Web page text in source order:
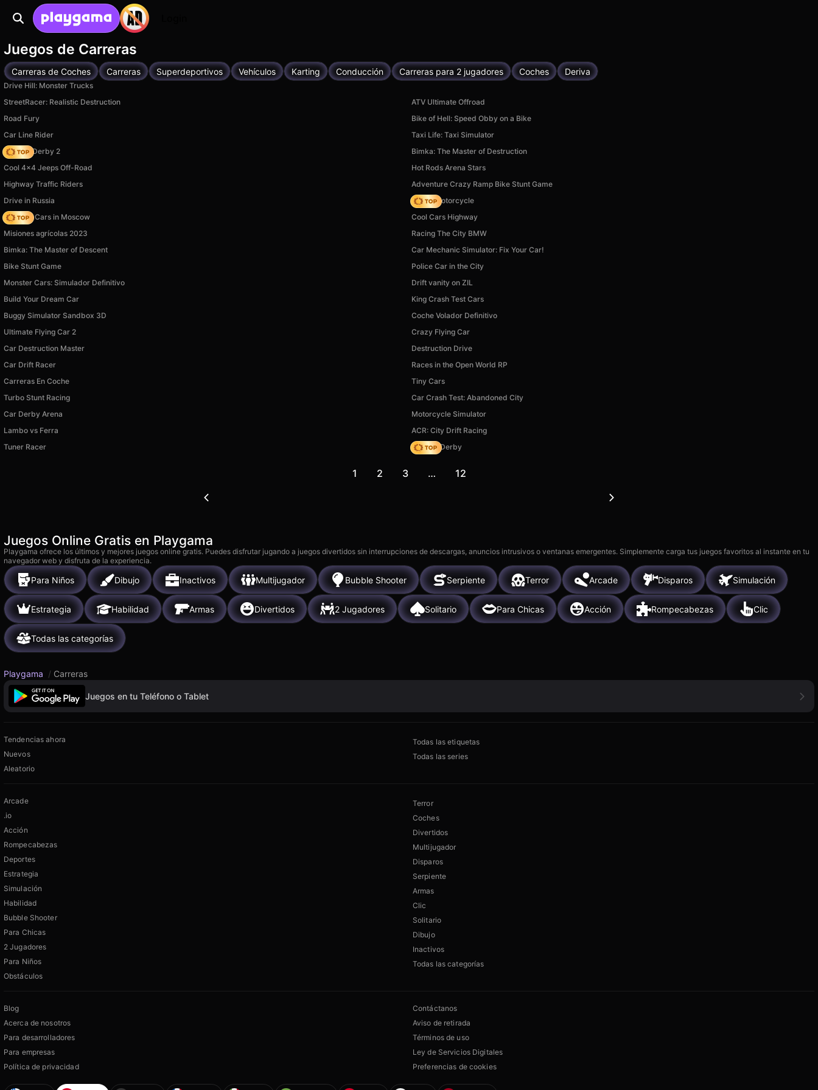
Juegos de Carreras
Carreras de Coches Carreras Superdeportivos Vehículos Karting Conducción Carreras para 2 jugadores Coches Deriva
Drive Hill: Monster Trucks
StreetRacer: Realistic Destruction
ATV Ultimate Offroad
Road Fury
Bike of Hell: Speed Obby on a Bike
Car Line Rider
Taxi Life: Taxi Simulator
Zombie Derby 2
Bimka: The Master of Destruction
Cool 4x4 Jeeps Off-Road
Hot Rods Arena Stars
Highway Traffic Riders
Adventure Crazy Ramp Bike Stunt Game
Drive in Russia
Crazy Motorcycle
Race On Cars in Moscow
Cool Cars Highway
Misiones agrícolas 2023
Racing The City BMW
Bimka: The Master of Descent
Car Mechanic Simulator: Fix Your Car!
Bike Stunt Game
Police Car in the City
Monster Cars: Simulador Definitivo
Drift vanity on ZIL
Build Your Dream Car
King Crash Test Cars
Buggy Simulator Sandbox 3D
Coche Volador Definitivo
Ultimate Flying Car 2
Crazy Flying Car
Car Destruction Master
Destruction Drive
Car Drift Racer
Races in the Open World RP
Carreras En Coche
Tiny Cars
Turbo Stunt Racing
Car Crash Test: Abandoned City
Car Derby Arena
Motorcycle Simulator
Lambo vs Ferra
ACR: City Drift Racing
Tuner Racer
Zombie Derby
1 2 3 … 12
Juegos Online Gratis en Playgama
Playgama ofrece los últimos y mejores juegos online gratis. Puedes disfrutar jugando a juegos divertidos sin interrupciones de descargas, anuncios intrusivos o ventanas emergentes. Simplemente carga tus juegos favoritos al instante en tu
navegador web y disfruta de la experiencia.
Para Niños Dibujo Inactivos Multijugador Bubble Shooter Serpiente Terror Arcade Disparos Simulación
Estrategia Habilidad Armas Divertidos 2 Jugadores Solitario Para Chicas Acción Rompecabezas Clic
Todas las categorías
Playgama / Carreras
Juegos en tu Teléfono o Tablet
Tendencias ahora
Nuevos
Aleatorio
Todas las etiquetas
Todas las series
Arcade
.io
Acción
Rompecabezas
Deportes
Estrategia
Simulación
Habilidad
Bubble Shooter
Para Chicas
2 Jugadores
Para Niños
Obstáculos
Terror
Coches
Divertidos
Multijugador
Disparos
Serpiente
Armas
Clic
Solitario
Dibujo
Inactivos
Todas las categorías
Blog
Acerca de nosotros
Para desarrolladores
Para empresas
Política de privacidad
Contáctanos
Aviso de retirada
Términos de uso
Ley de Servicios Digitales
Preferencias de cookies